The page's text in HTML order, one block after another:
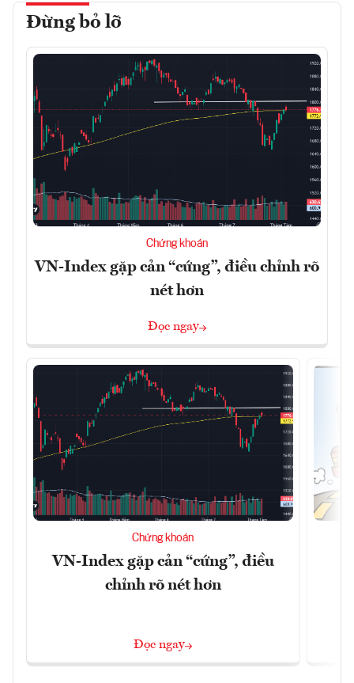
Đừng bỏ lỡ
Chứng khoán
VN-Index gặp cản “cứng”, điều chỉnh rõ
nét hơn
Đọc ngay
Chứng khoán
VN-Index gặp cản “cứng”, điều
chỉnh rõ nét hơn
Đọc ngay